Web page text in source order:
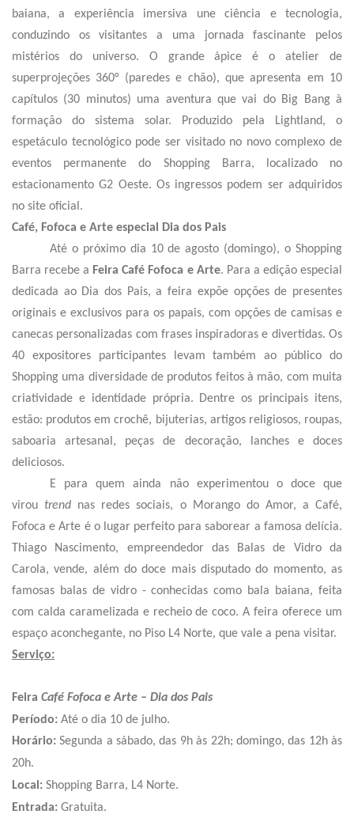
baiana, a experiência imersiva une ciência e tecnologia,
conduzindo os visitantes a uma jornada fascinante pelos
mistérios do universo. O grande ápice é o atelier de
superprojeções 360° (paredes e chão), que apresenta em 10
capítulos (30 minutos) uma aventura que vai do Big Bang à
formação do sistema solar. Produzido pela Lightland, o
espetáculo tecnológico pode ser visitado no novo complexo de
eventos permanente do Shopping Barra, localizado no
estacionamento G2 Oeste. Os ingressos podem ser adquiridos
no site oficial.
Café, Fofoca e Arte especial Dia dos Pais
Até o próximo dia 10 de agosto (domingo), o Shopping
Barra recebe a Feira Café Fofoca e Arte. Para a edição especial
dedicada ao Dia dos Pais, a feira expõe opções de presentes
originais e exclusivos para os papais, com opções de camisas e
canecas personalizadas com frases inspiradoras e divertidas. Os
40 expositores participantes levam também ao público do
Shopping uma diversidade de produtos feitos à mão, com muita
criatividade e identidade própria. Dentre os principais itens,
estão: produtos em crochê, bijuterias, artigos religiosos, roupas,
saboaria artesanal, peças de decoração, lanches e doces
deliciosos.
E para quem ainda não experimentou o doce que
viroutrend nas redes sociais, o Morango do Amor, a Café,
Fofoca e Arte é o lugar perfeito para saborear a famosa delícia.
Thiago Nascimento, empreendedor das Balas de Vidro da
Carola, vende, além do doce mais disputado do momento, as
famosas balas de vidro - conhecidas como bala baiana, feita
com calda caramelizada e recheio de coco. A feira oferece um
espaço aconchegante, no Piso L4 Norte, que vale a pena visitar.
Serviço:
Feira Café Fofoca e Arte – Dia dos Pais
Período: Até o dia 10 de julho.
Horário: Segunda a sábado, das 9h às 22h; domingo, das 12h às
20h.
Local: Shopping Barra, L4 Norte.
Entrada: Gratuita.